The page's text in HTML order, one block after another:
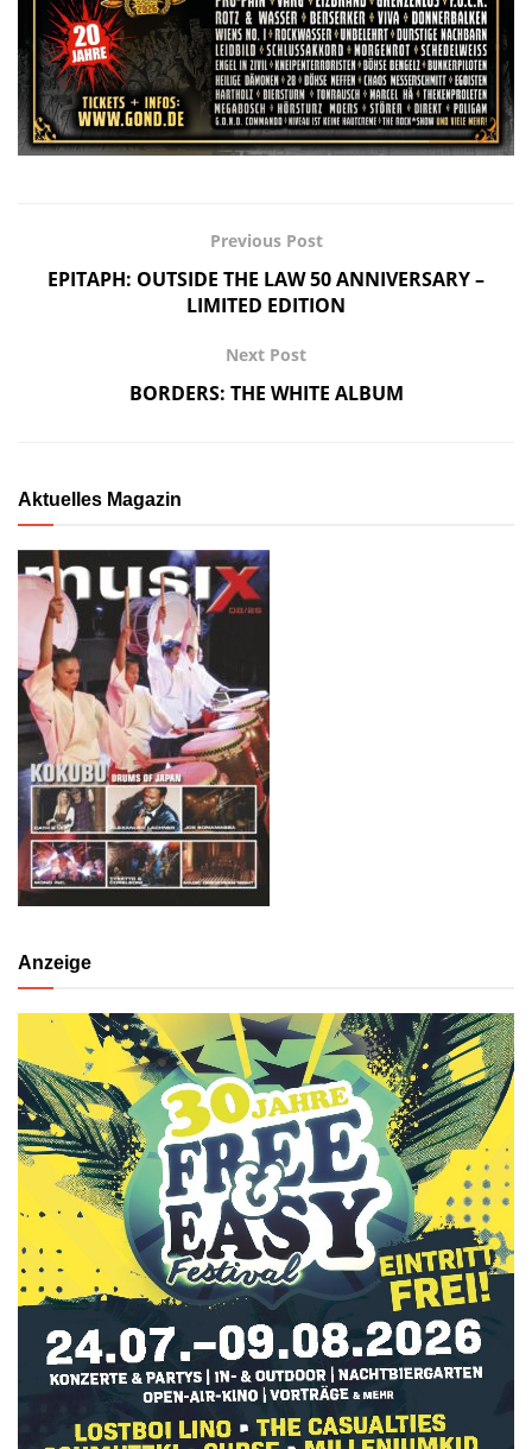
Previous Post
EPITAPH: OUTSIDE THE LAW 50 ANNIVERSARY –
LIMITED EDITION
Next Post
BORDERS: THE WHITE ALBUM
Aktuelles Magazin
Anzeige